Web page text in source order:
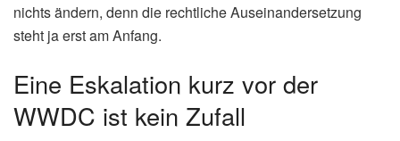
nichts ändern, denn die rechtliche Auseinandersetzung
steht ja erst am Anfang.
Eine Eskalation kurz vor der
WWDC ist kein Zufall